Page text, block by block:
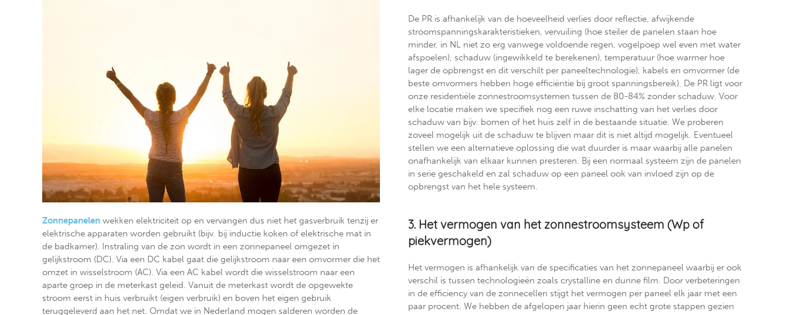
Zonnepanelen wekken elektriciteit op en vervangen dus niet het gasverbruik tenzij er
elektrische apparaten worden gebruikt (bijv. bij inductie koken of elektrische mat in
de badkamer). Instraling van de zon wordt in een zonnepaneel omgezet in
gelijkstroom (DC). Via een DC kabel gaat die gelijkstroom naar een omvormer die het
omzet in wisselstroom (AC). Via een AC kabel wordt die wisselstroom naar een
aparte groep in de meterkast geleid. Vanuit de meterkast wordt de opgewekte
stroom eerst in huis verbruikt (eigen verbruik) en boven het eigen gebruik
teruggeleverd aan het net. Omdat we in Nederland mogen salderen worden de
De PR is afhankelijk van de hoeveelheid verlies door reflectie, afwijkende
stroomspanningskarakteristieken, vervuiling (hoe steiler de panelen staan hoe
minder, in NL niet zo erg vanwege voldoende regen, vogelpoep wel even met water
afspoelen), schaduw (ingewikkeld te berekenen), temperatuur (hoe warmer hoe
lager de opbrengst en dit verschilt per paneeltechnologie), kabels en omvormer (de
beste omvormers hebben hoge efficiëntie bij groot spanningsbereik). De PR ligt voor
onze residentiële zonnestroomsystemen tussen de 80-84% zonder schaduw. Voor
elke locatie maken we specifiek nog een ruwe inschatting van het verlies door
schaduw van bijv. bomen of het huis zelf in de bestaande situatie. We proberen
zoveel mogelijk uit de schaduw te blijven maar dit is niet altijd mogelijk. Eventueel
stellen we een alternatieve oplossing die wat duurder is maar waarbij alle panelen
onafhankelijk van elkaar kunnen presteren. Bij een normaal systeem zijn de panelen
in serie geschakeld en zal schaduw op een paneel ook van invloed zijn op de
opbrengst van het hele systeem.
3. Het vermogen van het zonnestroomsysteem (Wp of
piekvermogen)
Het vermogen is afhankelijk van de specificaties van het zonnepaneel waarbij er ook
verschil is tussen technologieën zoals crystalline en dunne film. Door verbeteringen
in de efficiency van de zonnecellen stijgt het vermogen per paneel elk jaar met een
paar procent. We hebben de afgelopen jaar hierin geen echt grote stappen gezien